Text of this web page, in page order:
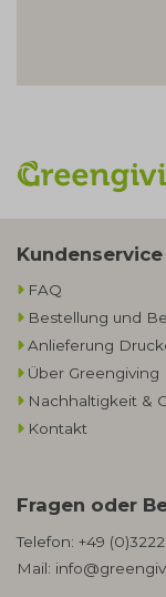
Kundenservice
FAQ
Bestellung und
Anlieferung
Über Greengiving
Nachhaltigkeit &
Kontakt
Fragen oder
Telefon: +49
Mail: